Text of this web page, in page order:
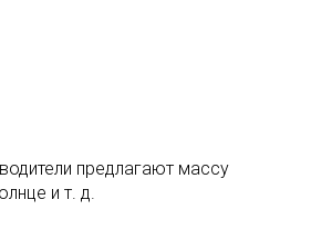
предлагают массу
и т. д.